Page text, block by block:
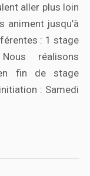
aller plus loin
animent jusqu’à
: 1 stage
réalisons
fin de stage
: Samedi